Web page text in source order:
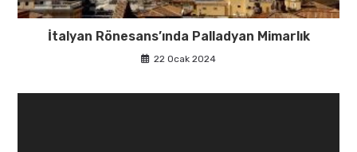
İtalyan Rönesans’ında Palladyan Mimarlık
22 Ocak 2024